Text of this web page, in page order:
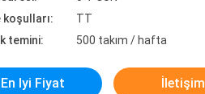
koşulları:
TT
temini:
500 takım / hafta
En Iyi Fiyat İletişim